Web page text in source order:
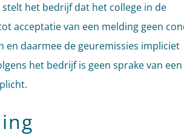
het bedrijf dat het college in de
acceptatie van een melding geen
daarmee de geuremissies impliciet
het bedrijf is geen sprake van een